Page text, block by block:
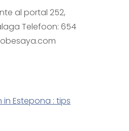
al portal 252,
Telefoon: 654